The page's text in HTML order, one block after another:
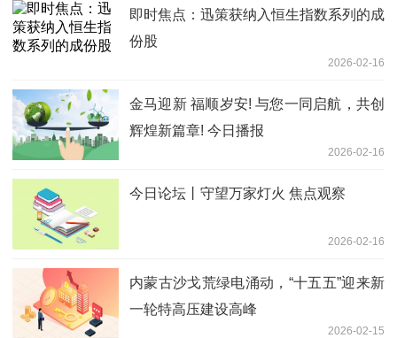
即时焦点：迅策获纳入恒生指数系列的成
份股
2026-02-16
金马迎新 福顺岁安! 与您一同启航，共创
辉煌新篇章! 今日播报
2026-02-16
今日论坛丨守望万家灯火 焦点观察
2026-02-16
内蒙古沙戈荒绿电涌动，“十五五”迎来新
一轮特高压建设高峰
2026-02-15